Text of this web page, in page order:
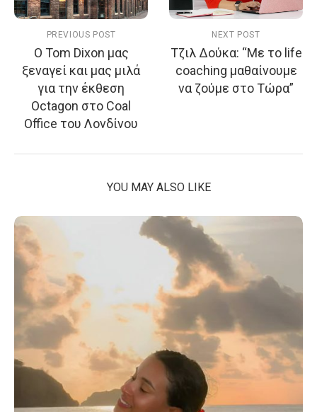
PREVIOUS POST
Ο Tom Dixon μας
ξεναγεί και μας μιλά
για την έκθεση
Octagon στο Coal
Office του Λονδίνου
NEXT POST
Τζιλ Δούκα: “Με το life
coaching μαθαίνουμε
να ζούμε στο Τώρα”
YOU MAY ALSO LIKE